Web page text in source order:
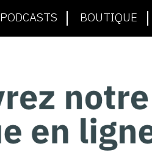
PODCASTS BOUTIQUE